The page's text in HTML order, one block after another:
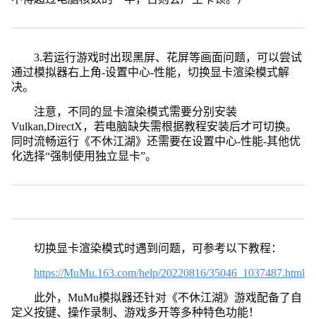
3.若运行游戏时出现黑屏、花屏等画面问题，可以尝试
通过模拟器右上角-设置中心-性能，切换显卡渲染模式解
决。
注意，不同的显卡渲染模式需要分别安装
Vulkan,DirectX，若电脑缺失需根据教程安装后才可切换。
同时流畅运行《不休江湖》还需要在设置中心-性能-其他优
化选择“强制使用独立显卡”。
切换显卡渲染模式时遇到问题，可参考以下教程：
https://MuMu.163.com/help/20220816/35046_1037487.html
此外，MuMu模拟器还针对《不休江湖》游戏配备了自
定义按键、操作录制、游戏多开等多种特色功能！